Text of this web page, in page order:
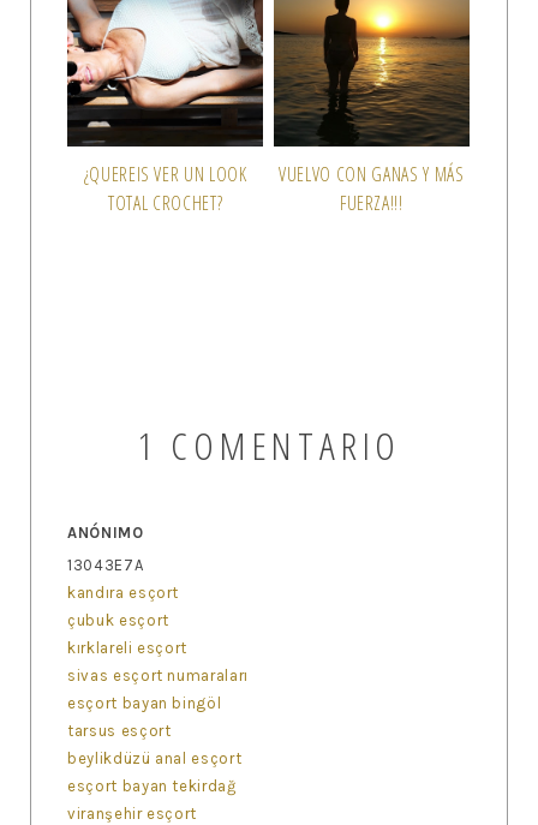
¿QUEREIS VER UN LOOK
TOTAL CROCHET?
VUELVO CON GANAS Y MÁS
FUERZA!!!
1 COMENTARIO
ANÓNIMO
13043E7A
kandıra esçort
çubuk esçort
kırklareli esçort
sivas esçort numaraları
esçort bayan bingöl
tarsus esçort
beylikdüzü anal esçort
esçort bayan tekirdağ
viranşehir esçort